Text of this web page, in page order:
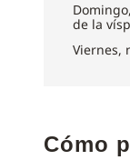
de la
Viernes,
Cómo